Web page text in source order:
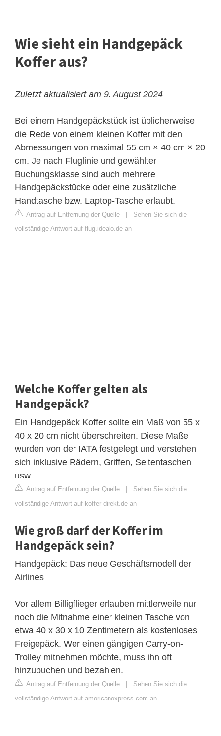
Wie sieht ein Handgepäck
Koffer aus?
Zuletzt aktualisiert am 9. August 2024
Bei einem Handgepäckstück ist üblicherweise
die Rede von einem kleinen Koffer mit den
Abmessungen von maximal 55 cm × 40 cm × 20
cm. Je nach Fluglinie und gewählter
Buchungsklasse sind auch mehrere
Handgepäckstücke oder eine zusätzliche
Handtasche bzw. Laptop-Tasche erlaubt.
Antrag auf Entfernung der Quelle
Sehen Sie sich die
vollständige Antwort auf flug.idealo.de an
Welche Koffer gelten als
Handgepäck?
Ein Handgepäck Koffer sollte ein Maß von 55 x
40 x 20 cm nicht überschreiten. Diese Maße
wurden von der IATA festgelegt und verstehen
sich inklusive Rädern, Griffen, Seitentaschen
usw.
Antrag auf Entfernung der Quelle
Sehen Sie sich die
vollständige Antwort auf koffer-direkt.de an
Wie groß darf der Koffer im
Handgepäck sein?
Handgepäck: Das neue Geschäftsmodell der
Airlines
Vor allem Billigflieger erlauben mittlerweile nur
noch die Mitnahme einer kleinen Tasche von
etwa 40 x 30 x 10 Zentimetern als kostenloses
Freigepäck. Wer einen gängigen Carry-on-
Trolley mitnehmen möchte, muss ihn oft
hinzubuchen und bezahlen.
Antrag auf Entfernung der Quelle
Sehen Sie sich die
vollständige Antwort auf americanexpress.com an